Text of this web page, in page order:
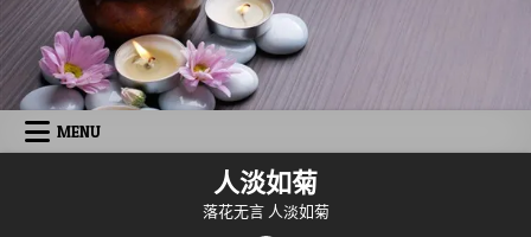
Skip to content
MENU
人淡如菊
落花无言 人淡如菊